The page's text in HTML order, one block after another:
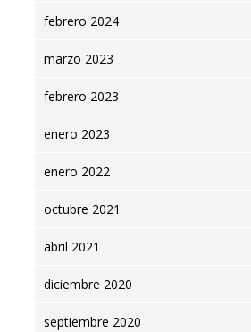
febrero 2024
marzo 2023
febrero 2023
enero 2023
enero 2022
octubre 2021
abril 2021
diciembre 2020
septiembre 2020